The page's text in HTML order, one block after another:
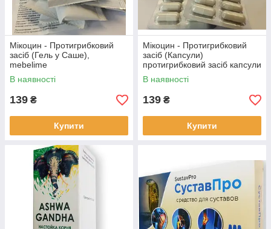
Мікоцин - Протигрибковий
засіб (Гель у Саше),
mebelime
В наявності
139 ₴
Купити
Мікоцин - Протигрибковий
засіб (Капсули)
протигрибковий засіб капсули
широкого спектру дії,
mebelime
В наявності
139 ₴
Купити